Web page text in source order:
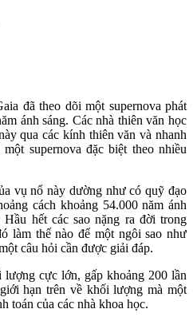
đã theo dõi một supernova phát
ánh sáng. Các nhà thiên văn học
qua các kính thiên văn và nhanh
supernova đặc biệt theo nhiều
vụ nổ này dường như có quỹ đạo
cách khoảng 54.000 năm ánh
hết các sao nặng ra đời trong
làm thế nào để một ngôi sao như
câu hỏi cần được giải đáp.
cực lớn, gấp khoảng 200 lần
hạn trên về khối lượng mà một
toán của các nhà khoa học.